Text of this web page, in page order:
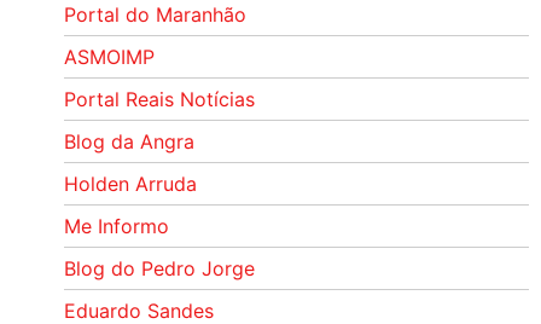
Portal do Maranhão
ASMOIMP
Portal Reais Notí­cias
Blog da Angra
Holden Arruda
Me Informo
Blog do Pedro Jorge
Eduardo Sandes